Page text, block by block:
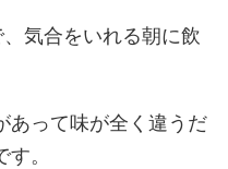
気合をいれる朝に飲
あって味が全く違うだ
。